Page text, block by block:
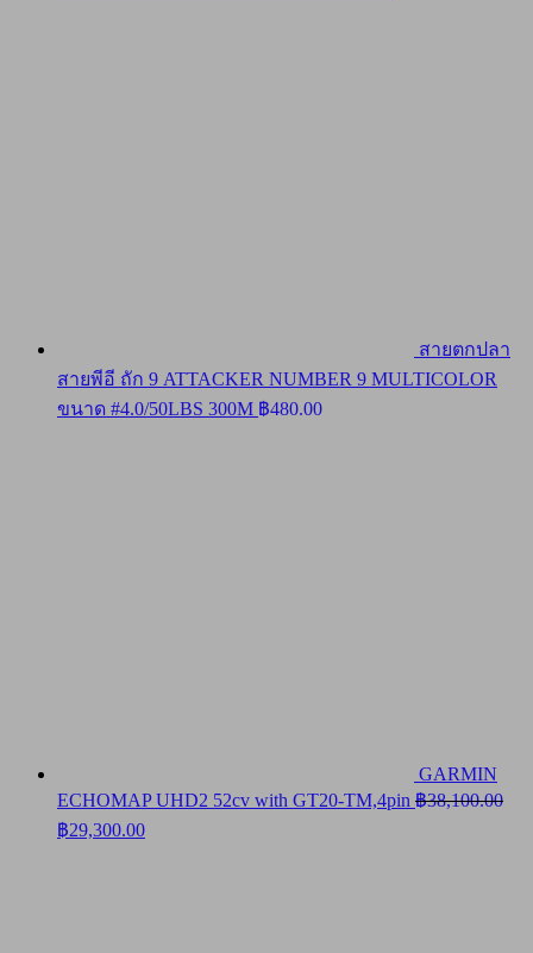
สายตกปลา
สายพีอี ถัก 9 ATTACKER NUMBER 9 MULTICOLOR
ขนาด #4.0/50LBS 300M ฿480.00
GARMIN
ECHOMAP UHD2 52cv with GT20-TM,4pin ฿38,100.00
Original
price
฿29,300.00Current
price